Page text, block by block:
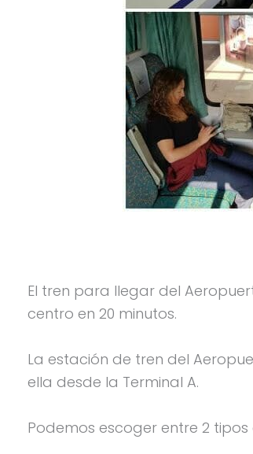
El tren para llegar del
centro en 20 minutos.
La estación de tren del
ella desde la Terminal A.
Podemos escoger entre 2 tipos